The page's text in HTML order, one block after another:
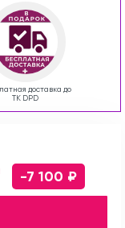
доставка до
ТК DPD
-7 100 ₽